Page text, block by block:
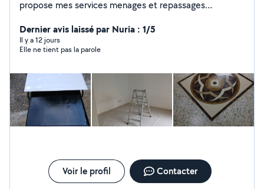
propose mes services menages et repassages
Dernier avis laissé par Nuria : 1/5
Il y a 12 jours
Elle ne tient pas la parole
Voir le profil Contacter